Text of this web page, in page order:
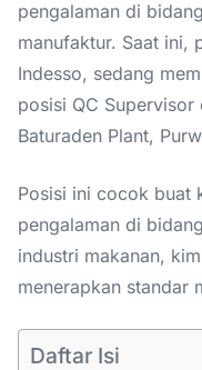
pengalaman di
manufaktur. Saat ini,
Indesso, sedang
posisi QC
Baturaden Plant,
Posisi ini cocok buat
pengalaman di
industri makanan,
menerapkan standar
Daftar Isi